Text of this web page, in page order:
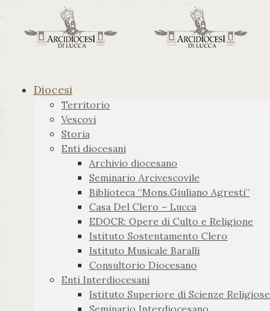
Diocesi
Territorio
Vescovi
Storia
Enti diocesani
Archivio diocesano
Seminario Arcivescovile
Biblioteca “Mons.Giuliano Agresti”
Casa Del Clero – Lucca
EDOCR: Opere di Culto e Religione
Istituto Sostentamento Clero
Istituto Musicale Baralli
Consultorio Diocesano
Enti Interdiocesani
Istituto Superiore di Scienze Religiose